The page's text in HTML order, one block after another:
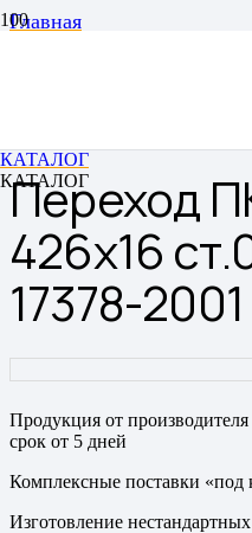
КАТАЛОГ
КАТАЛОГ
Главная
Переход
426х16
17378-2001
Продукция от
срок от 5 дней
Комплексные поставки «под
Изготовление